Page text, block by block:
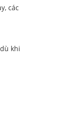
các
khi